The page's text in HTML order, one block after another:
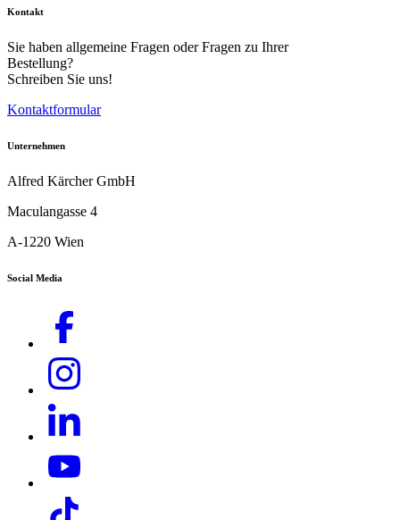
Kontakt
Sie haben allgemeine Fragen oder Fragen zu Ihrer
Bestellung?
Schreiben Sie uns!
Kontaktformular
Unternehmen
Alfred Kärcher GmbH
Maculangasse 4
A-1220 Wien
Social Media